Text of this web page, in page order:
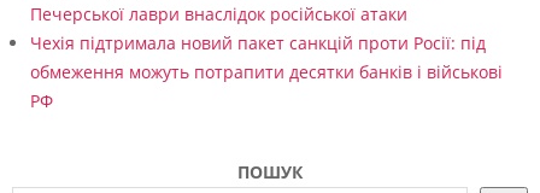
Печерської лаври внаслідок російської атаки
Чехія підтримала новий пакет санкцій проти Росії: під
обмеження можуть потрапити десятки банків і військові
РФ
ПОШУК